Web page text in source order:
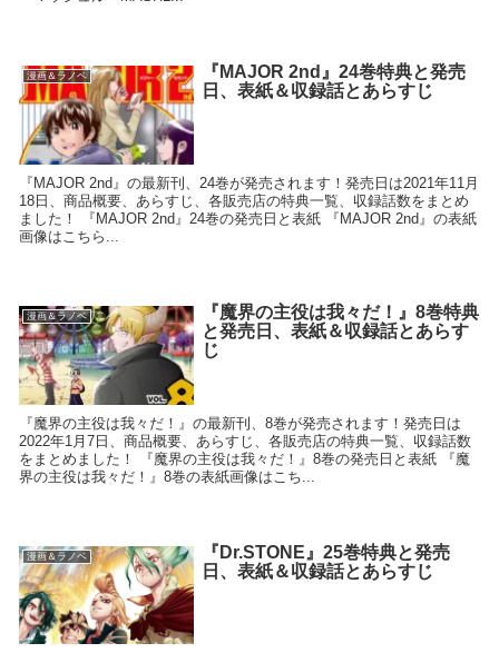
漫画＆ラノベ
『MAJOR 2nd』24巻特典と発売
日、表紙＆収録話とあらすじ
『MAJOR 2nd』の最新刊、24巻が発売されます！発売日は2021年11月
18日、商品概要、あらすじ、各販売店の特典一覧、収録話数をまとめ
ました！ 『MAJOR 2nd』24巻の発売日と表紙 『MAJOR 2nd』の表紙
画像はこちら...
漫画＆ラノベ
『魔界の主役は我々だ！』8巻特典
と発売日、表紙＆収録話とあらす
じ
『魔界の主役は我々だ！』の最新刊、8巻が発売されます！発売日は
2022年1月7日、商品概要、あらすじ、各販売店の特典一覧、収録話数
をまとめました！ 『魔界の主役は我々だ！』8巻の発売日と表紙 『魔
界の主役は我々だ！』8巻の表紙画像はこち...
漫画＆ラノベ
『Dr.STONE』25巻特典と発売
日、表紙＆収録話とあらすじ